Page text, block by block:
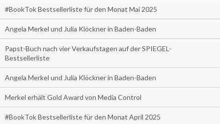
#BookTok Bestsellerliste für den Monat Mai 2025
Angela Merkel und Julia Klöckner in Baden-Baden
Papst-Buch nach vier Verkaufstagen auf der SPIEGEL-
Bestsellerliste
Angela Merkel und Julia Klöckner in Baden-Baden
Merkel erhält Gold Award von Media Control
#BookTok Bestsellerliste für den Monat April 2025